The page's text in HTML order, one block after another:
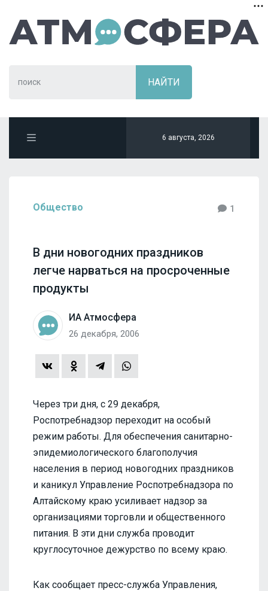
6 августа, 2026
Общество 1
В дни новогодних праздников
легче нарваться на просроченные
продукты
ИА Атмосфера
26 декабря, 2006
Через три дня, с 29 декабря,
Роспотребнадзор переходит на особый
режим работы. Для обеспечения санитарно-
эпидемиологического благополучия
населения в период новогодних праздников
и каникул Управление Роспотребнадзора по
Алтайскому краю усиливает надзор за
организациями торговли и общественного
питания. В эти дни служба проводит
круглосуточное дежурство по всему краю.
Как сообщает пресс-служба Управления,